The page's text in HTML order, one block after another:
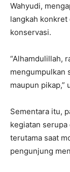
Wahyudi,
langkah konkret
konservasi.
“Alhamdulillah,
mengumpulkan
maupun pikap,”
Sementara itu,
kegiatan serupa
terutama saat
pengunjung